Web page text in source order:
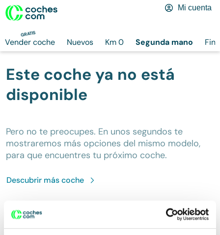
GRATIS
Vender coche Nuevos Km 0 Segunda mano
Mi cuenta
Este coche ya no está
disponible
Pero no te preocupes. En unos segundos te
mostraremos más opciones del mismo modelo,
para que encuentres tu próximo coche.
Descubrir máscoche